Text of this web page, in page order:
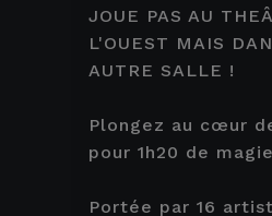
JOUE PAS AU
L'OUEST MAIS
AUTRE SALLE !
Plongez au cœur
pour 1h20 de
Portée par 16